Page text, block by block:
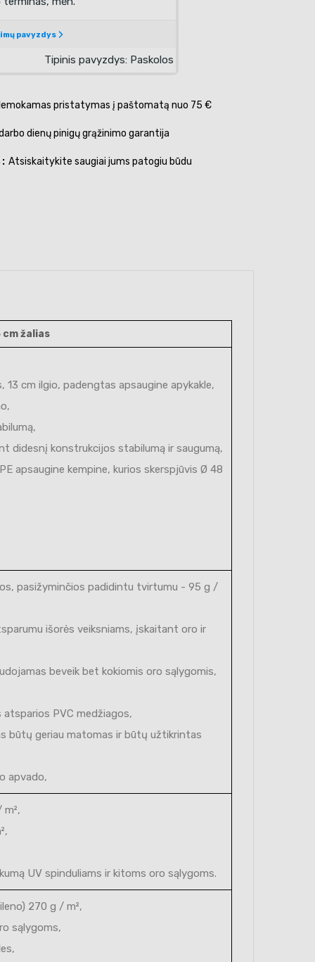
pristatymas į paštomatą nuo 75 €
dienų pinigų grąžinimo garantija
Atsiskaitykite saugiai jums patogiu būdu
žalias
cm ilgio, padengtas apsaugine apykakle,
didesnį konstrukcijos stabilumą ir saugumą,
apsaugine kempine, kurios skerspjūvis Ø 48
pasižyminčios padidintu tvirtumu - 95 g /
išorės veiksniams, įskaitant oro ir
beveik bet kokiomis oro sąlygomis,
PVC medžiagos,
būtų geriau matomas ir būtų užtikrintas
apvado,
UV spinduliams ir kitoms oro sąlygoms.
270 g / m²,
sąlygoms,